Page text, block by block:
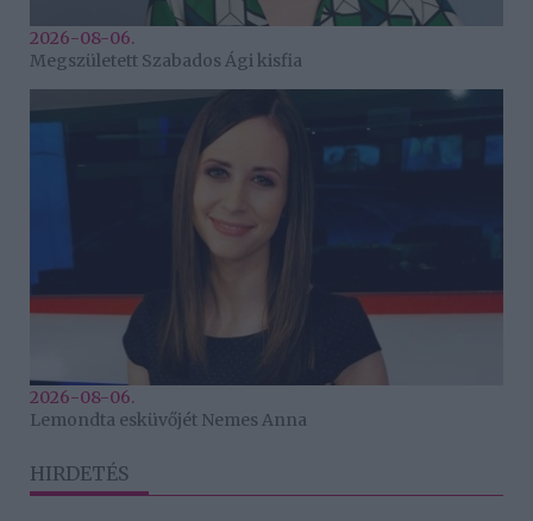
2026-08-06.
Megszületett Szabados Ági kisfia
2026-08-06.
Lemondta esküvőjét Nemes Anna
HIRDETÉS